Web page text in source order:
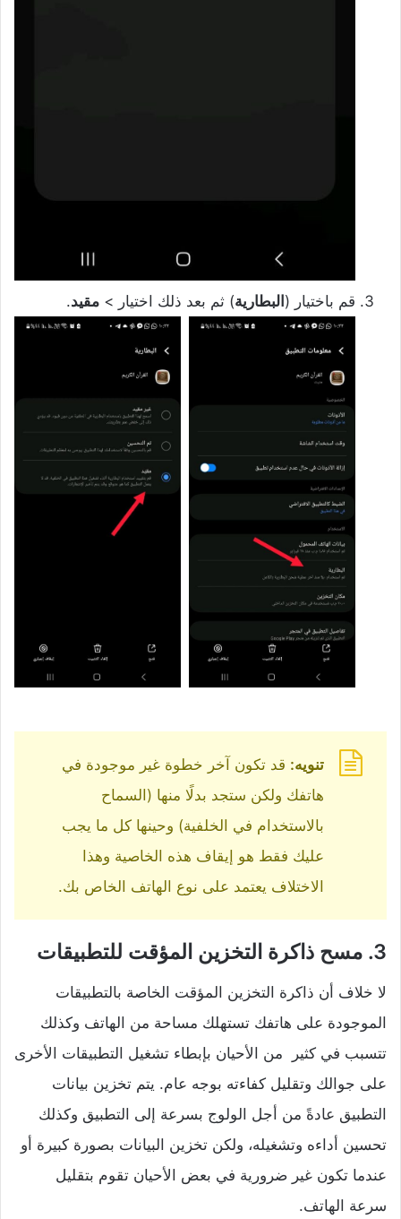
قم باختيار ( البطارية) ثم بعد ذلك اختيار > مقيد.
تنويه: قد تكون آخر خطوة غير موجودة في
هاتفك ولكن ستجد بدلًا منها (السماح
بالاستخدام في الخلفية) وحينها كل ما يجب
عليك فقط هو إيقاف هذه الخاصية وهذا
الاختلاف يعتمد على نوع الهاتف الخاص بك.
3. مسح ذاكرة التخزين المؤقت للتطبيقات
لا خلاف أن ذاكرة التخزين المؤقت الخاصة بالتطبيقات
الموجودة على هاتفك تستهلك مساحة من الهاتف وكذلك
تتسبب في كثير من الأحيان بإبطاء تشغيل التطبيقات الأخرى
على جوالك وتقليل كفاءته بوجه عام. يتم تخزين بيانات
التطبيق عادةً من أجل الولوج بسرعة إلى التطبيق وكذلك
تحسين أداءه وتشغيله، ولكن تخزين البيانات بصورة كبيرة أو
عندما تكون غير ضرورية في بعض الأحيان تقوم بتقليل
سرعة الهاتف.